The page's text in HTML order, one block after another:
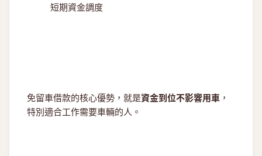
短期資金調度
免留車借款的核心優勢，就是資金到位不影響用車 ，
特別適合工作需要車輛的人。